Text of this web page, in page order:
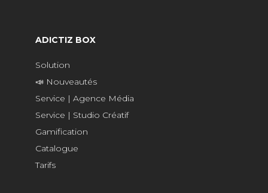
ADICTIZ BOX
Solution
📣 Nouveautés
Service | Agence Média
Service | Studio Créatif
Gamification
Catalogue
Tarifs